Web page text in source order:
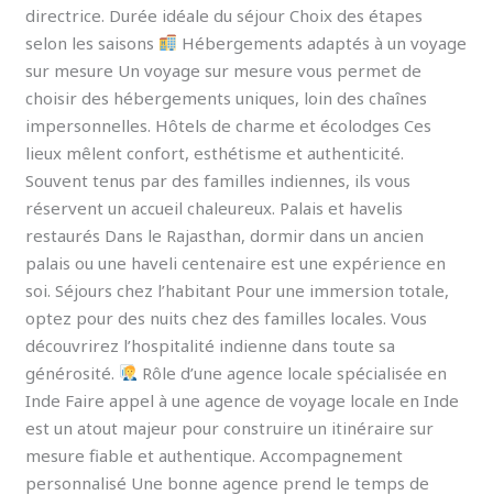
directrice. Durée idéale du séjour Choix des étapes
selon les saisons
Hébergements adaptés à un voyage
sur mesure Un voyage sur mesure vous permet de
choisir des hébergements uniques, loin des chaînes
impersonnelles. Hôtels de charme et écolodges Ces
lieux mêlent confort, esthétisme et authenticité.
Souvent tenus par des familles indiennes, ils vous
réservent un accueil chaleureux. Palais et havelis
restaurés Dans le Rajasthan, dormir dans un ancien
palais ou une haveli centenaire est une expérience en
soi. Séjours chez l’habitant Pour une immersion totale,
optez pour des nuits chez des familles locales. Vous
découvrirez l’hospitalité indienne dans toute sa
générosité.
Rôle d’une agence locale spécialisée en
Inde Faire appel à une agence de voyage locale en Inde
est un atout majeur pour construire un itinéraire sur
mesure fiable et authentique. Accompagnement
personnalisé Une bonne agence prend le temps de